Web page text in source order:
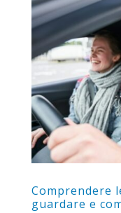
Comprendere
guardare e